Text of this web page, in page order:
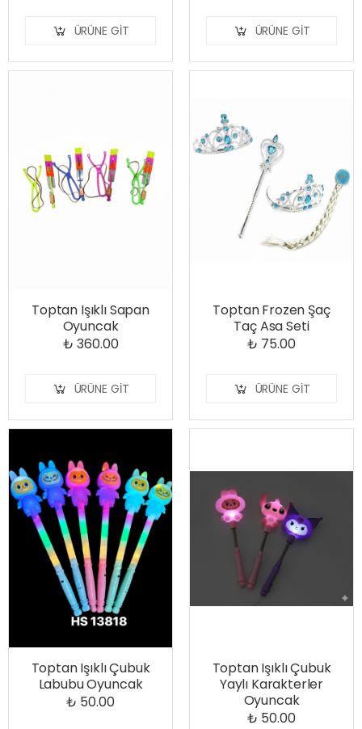
ÜRÜNE GIT ÜRÜNE GIT
Toptan Işıklı Sapan
Oyuncak
₺ 360.00
ÜRÜNE GIT
Toptan Frozen Şaç
Taç Asa Seti
₺ 75.00
ÜRÜNE GIT
Toptan Işıklı Çubuk
Labubu Oyuncak
₺ 50.00
Toptan Işıklı Çubuk
Yaylı Karakterler
Oyuncak
₺ 50.00